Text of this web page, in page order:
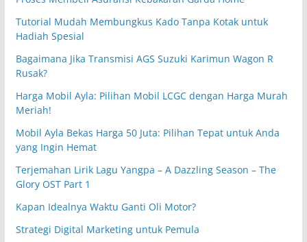
Tutorial Mudah Membungkus Kado Tanpa Kotak untuk
Hadiah Spesial
Bagaimana Jika Transmisi AGS Suzuki Karimun Wagon R
Rusak?
Harga Mobil Ayla: Pilihan Mobil LCGC dengan Harga Murah
Meriah!
Mobil Ayla Bekas Harga 50 Juta: Pilihan Tepat untuk Anda
yang Ingin Hemat
Terjemahan Lirik Lagu Yangpa – A Dazzling Season – The
Glory OST Part 1
Kapan Idealnya Waktu Ganti Oli Motor?
Strategi Digital Marketing untuk Pemula